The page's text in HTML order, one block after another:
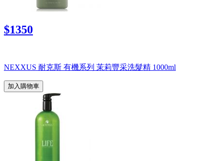
$1350
NEXXUS 耐克斯 有機系列 茉莉豐采洗髮精 1000ml
加入購物車